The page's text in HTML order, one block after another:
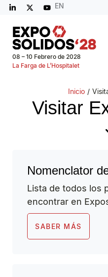
EN
08 – 10 Febrero de 2028
La Farga de L’Hospitalet
Inicio /
Visitar
Nomenclator
Lista de todos los
encontrar en
SABER MÁS